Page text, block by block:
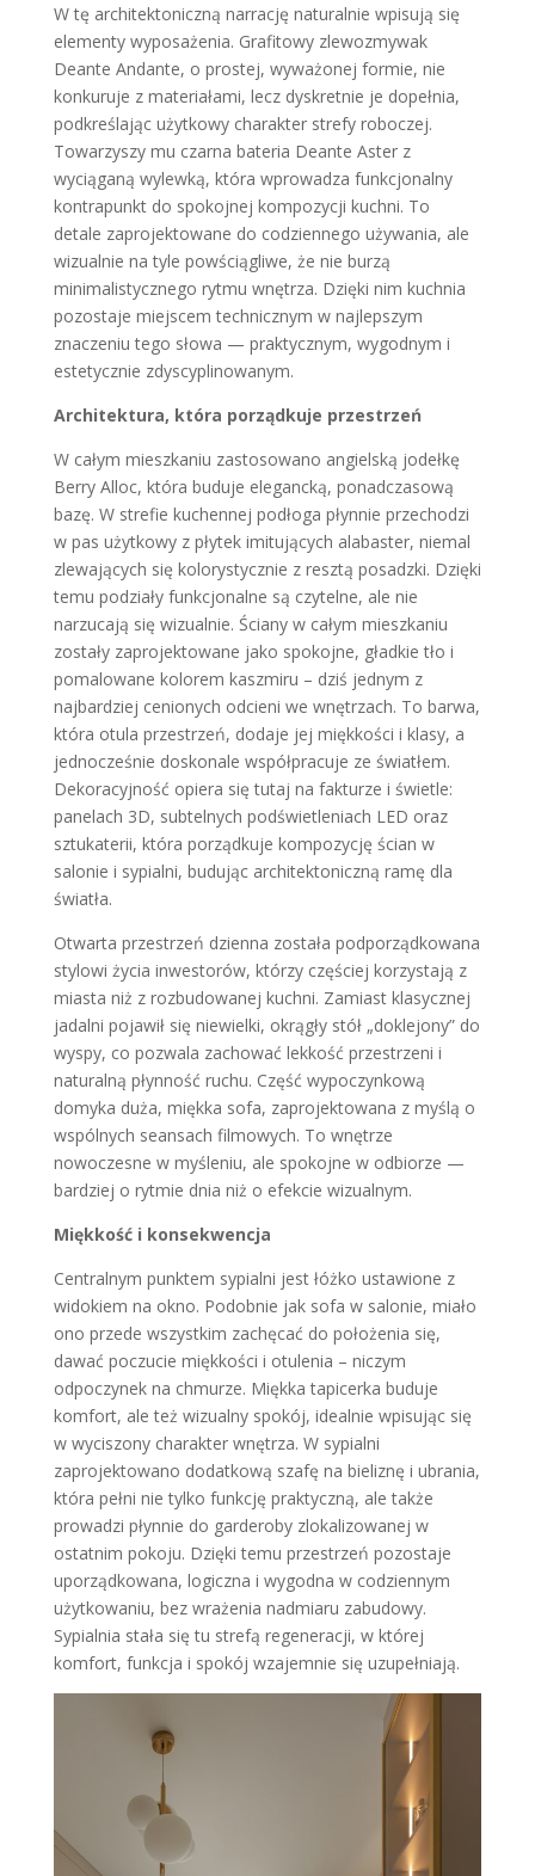
W tę architektoniczną narrację naturalnie wpisują się
elementy wyposażenia. Grafitowy zlewozmywak
Deante Andante, o prostej, wyważonej formie, nie
konkuruje z materiałami, lecz dyskretnie je dopełnia,
podkreślając użytkowy charakter strefy roboczej.
Towarzyszy mu czarna bateria Deante Aster z
wyciąganą wylewką, która wprowadza funkcjonalny
kontrapunkt do spokojnej kompozycji kuchni. To
detale zaprojektowane do codziennego używania, ale
wizualnie na tyle powściągliwe, że nie burzą
minimalistycznego rytmu wnętrza. Dzięki nim kuchnia
pozostaje miejscem technicznym w najlepszym
znaczeniu tego słowa — praktycznym, wygodnym i
estetycznie zdyscyplinowanym.
Architektura, która porządkuje przestrzeń
W całym mieszkaniu zastosowano angielską jodełkę
Berry Alloc, która buduje elegancką, ponadczasową
bazę. W strefie kuchennej podłoga płynnie przechodzi
w pas użytkowy z płytek imitujących alabaster, niemal
zlewających się kolorystycznie z resztą posadzki. Dzięki
temu podziały funkcjonalne są czytelne, ale nie
narzucają się wizualnie. Ściany w całym mieszkaniu
zostały zaprojektowane jako spokojne, gładkie tło i
pomalowane kolorem kaszmiru – dziś jednym z
najbardziej cenionych odcieni we wnętrzach. To barwa,
która otula przestrzeń, dodaje jej miękkości i klasy, a
jednocześnie doskonale współpracuje ze światłem.
Dekoracyjność opiera się tutaj na fakturze i świetle:
panelach 3D, subtelnych podświetleniach LED oraz
sztukaterii, która porządkuje kompozycję ścian w
salonie i sypialni, budując architektoniczną ramę dla
światła.
Otwarta przestrzeń dzienna została podporządkowana
stylowi życia inwestorów, którzy częściej korzystają z
miasta niż z rozbudowanej kuchni. Zamiast klasycznej
jadalni pojawił się niewielki, okrągły stół „doklejony” do
wyspy, co pozwala zachować lekkość przestrzeni i
naturalną płynność ruchu. Część wypoczynkową
domyka duża, miękka sofa, zaprojektowana z myślą o
wspólnych seansach filmowych. To wnętrze
nowoczesne w myśleniu, ale spokojne w odbiorze —
bardziej o rytmie dnia niż o efekcie wizualnym.
Miękkość i konsekwencja
Centralnym punktem sypialni jest łóżko ustawione z
widokiem na okno. Podobnie jak sofa w salonie, miało
ono przede wszystkim zachęcać do położenia się,
dawać poczucie miękkości i otulenia – niczym
odpoczynek na chmurze. Miękka tapicerka buduje
komfort, ale też wizualny spokój, idealnie wpisując się
w wyciszony charakter wnętrza. W sypialni
zaprojektowano dodatkową szafę na bieliznę i ubrania,
która pełni nie tylko funkcję praktyczną, ale także
prowadzi płynnie do garderoby zlokalizowanej w
ostatnim pokoju. Dzięki temu przestrzeń pozostaje
uporządkowana, logiczna i wygodna w codziennym
użytkowaniu, bez wrażenia nadmiaru zabudowy.
Sypialnia stała się tu strefą regeneracji, w której
komfort, funkcja i spokój wzajemnie się uzupełniają.